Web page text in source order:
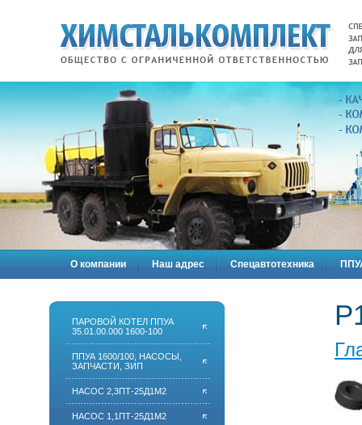
О компании Наш адрес Спецавтотехника
ПАРОВОЙ КОТЕЛ ППУА
35.01.00.000 1600-100
ППУА 1600/100, НАСОСЫ,
ЗАПЧАСТИ, ЗИП
НАСОС 2,3ПТ-25Д1М2
НАСОС 1,1ПТ-25Д1М2